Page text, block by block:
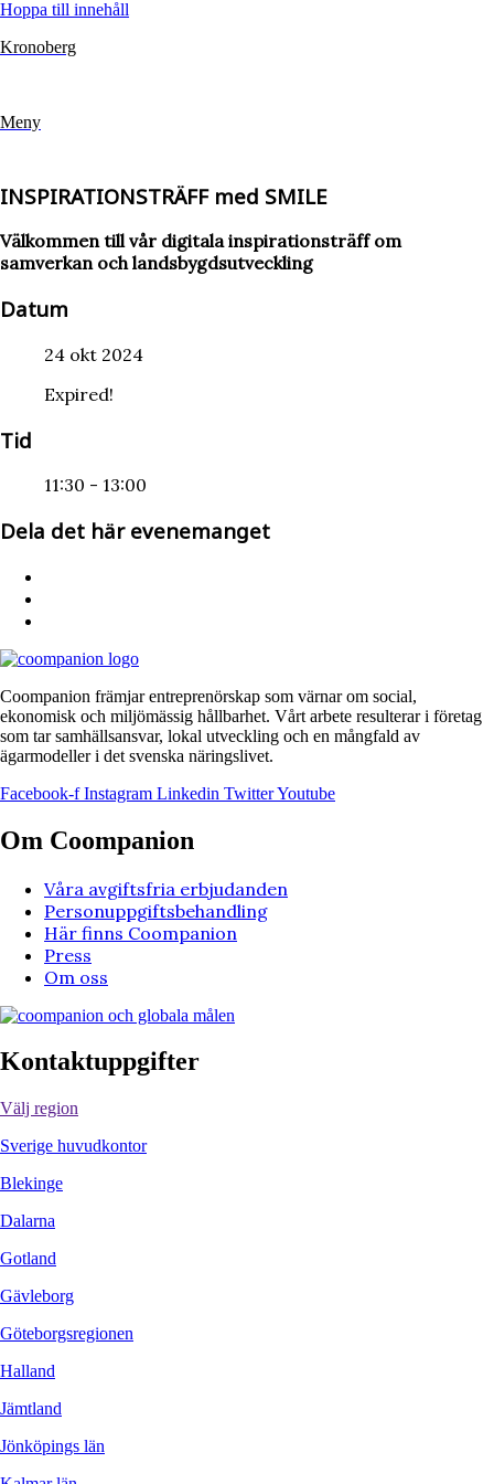
Hoppa till innehåll
Kronoberg
Meny
INSPIRATIONSTRÄFF med SMILE
Välkommen till vår digitala inspirationsträff om
samverkan och landsbygdsutveckling
Datum
24 okt 2024
Expired!
Tid
11:30 - 13:00
Dela det här evenemanget
Coompanion främjar entreprenörskap som värnar om social,
ekonomisk och miljömässig hållbarhet. Vårt arbete resulterar i företag
som tar samhällsansvar, lokal utveckling och en mångfald av
ägarmodeller i det svenska näringslivet.
Facebook-f Instagram Linkedin TwitterYoutube
Om Coompanion
Våra avgiftsfria erbjudanden
Personuppgiftsbehandling
Här finns Coompanion
Press
Om oss
Kontaktuppgifter
Välj region
Sverige huvudkontor
Blekinge
Dalarna
Gotland
Gävleborg
Göteborgsregionen
Halland
Jämtland
Jönköpings län